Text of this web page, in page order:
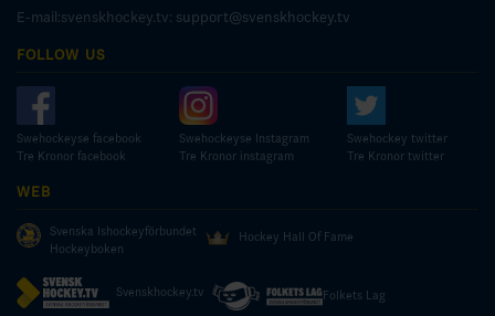
E-mail:svenskhockey.tv: support@svenskhockey.tv
FOLLOW US
Swehockeyse facebook
Tre Kronor facebook
Swehockeyse Instagram
Tre Kronor instagram
Swehockey twitter
Tre Kronor twitter
WEB
Svenska Ishockeyförbundet
Hockeyboken
Hockey Hall Of Fame
Svenskhockey.tv Folkets Lag